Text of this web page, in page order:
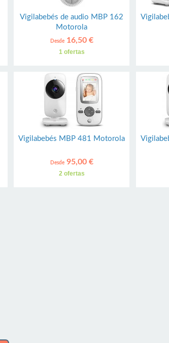
Vigilabebés de audio MBP 162
Motorola
Desde16,50 €
1 ofertas
Vigilabebés MBP 481 Motorola
Desde95,00 €
2 ofertas